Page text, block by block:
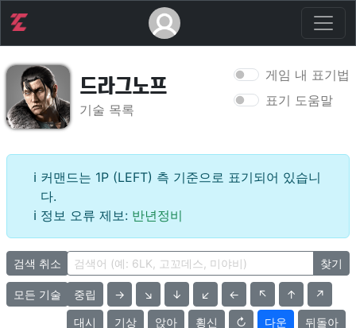
게임 내 표기법
표기 도움말
드라그노프
기술 목록
커맨드는 1P (LEFT) 측 기준으로 표기되어 있습니
다.
정보 오류 제보: 반년정비
검색 취소 찾기
모든 기술 중립 → ↘ ↓ ↙ ← ↖ ↑ ↗
대시 기상 앉아 횡신 ↻ 다운 뒤돌아